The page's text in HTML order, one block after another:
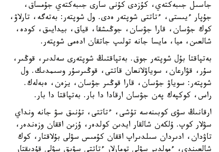
جاسىل جىبەكتەي، كۇزدى كۇنى سارى جىبەكتەي جۇمساق،
جۇپار ءيىستى، ءتاتتى شوپتەر ەدى. ول شوپتەر: بەتەگە، تارلاۋ،
كوك جۋسان، قارا جۋسان، جوڭىشقا، قياق، بيدايىق، كودە،
شالعىن، ميا، مايسا جانە تولىپ جاتقان ادەمى شوپتەر.
بەتپاقتا بۇل شوپتەر جوق. بەتپاقتىڭ شوپتەرى سەلدىر، قوڭىر،
سۇر، قۋارعان، سوياۋلانعان قاتتى، قوڭىرسۇر وسىمدىك. ول
شوپتەر: سوياۋ جۋسان، قارا قوڭىر جۋسان، يزەن، ەبەلەك.
راس، كوكپەك پەن جۋسان ارقادا دا بار. بەتپاقتا دا بار.
ارقانىڭ سۋى كوبىنەسە تۇشى، ءتاتتى، تۇنىق سۋ جانە ونداي
سۋلار كوپ. ۇلكەن شالقار ايدىن كولدەر، ۇزىن اققان وزەندەر،
تاۋدان، ادىردان سىلدىراپ اققان كۇمىس سۋلى بۇلاقتار، كوك